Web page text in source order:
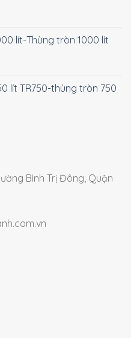
lít-Thùng tròn 1000 lít
lít TR750-thùng tròn 750
Bình Trị Đông, Quận